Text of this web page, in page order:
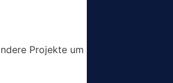
Projekte um